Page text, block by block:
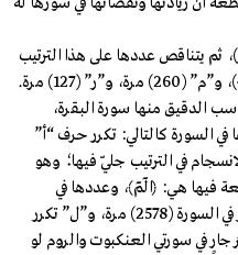
ر)، ثم يتناقص عددها على هذا الترتيب
الدقيق منها سورة البقرة،
في السورة كالتالي: تكرر حرف “أ”
(3204)، و”م” (2195)، فالانسجام في الترتيب جليّ فيها؛ وهو
فيها هي: ﴿الٓمٓ﴾، وعددها في
السورة مطّرد مع ترتيبها؛ فحرف “أ” تكرر في السورة (2578) مرة، و”ل” تكرر
والأمرُ جارٍ في سورتي العنكبوت والروم لو